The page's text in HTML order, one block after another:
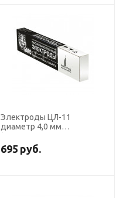
Электроды ЦЛ-11
диаметр 4,0 мм
обр. пол.) (пачка 5 кг, БАРС)
695 руб.